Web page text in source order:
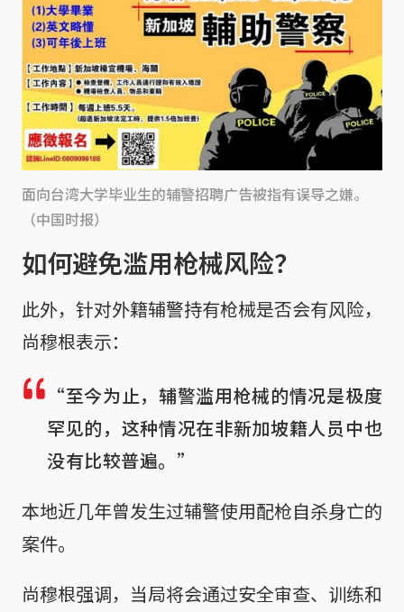
面向台湾大学毕业生的辅警招聘广告被指有误导之嫌。
（中国时报）
如何避免滥用枪械风险？
此外，针对外籍辅警持有枪械是否会有风险，
尚穆根表示：
“至今为止，辅警滥用枪械的情况是极度
罕见的，这种情况在非新加坡籍人员中也
没有比较普遍。”
本地近几年曾发生过辅警使用配枪自杀身亡的
案件。
尚穆根强调，当局将会通过安全审查、训练和